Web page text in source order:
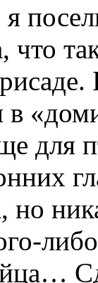
что
в
для
но